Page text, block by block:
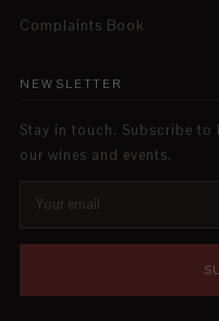
Complaints Book
NEWSLETTER
Stay in touch. Subscribe to
our wines and events.